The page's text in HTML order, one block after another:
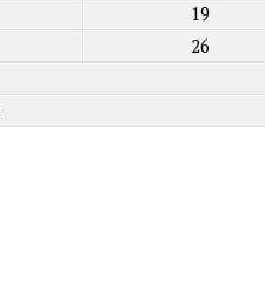
19
26